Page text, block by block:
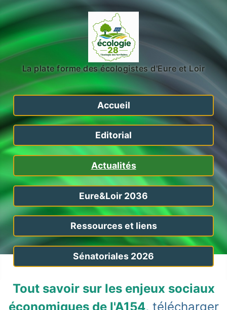
La plate forme des écologistes d'Eure et Loir
Accueil
Editorial
Actualités
Eure&Loir 2036
Ressources et liens
Sénatoriales 2026
Tout savoir sur les enjeux sociaux
économiques de l'A154, télécharger